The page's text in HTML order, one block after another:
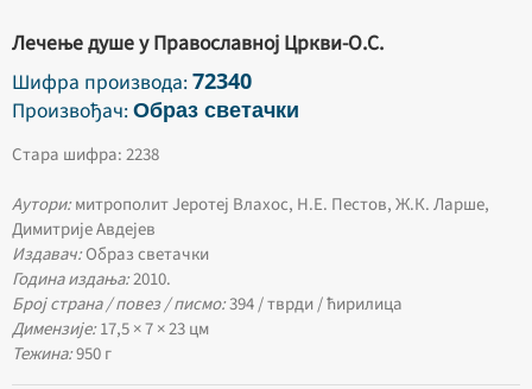
Лечење душе у Православној Цркви-О.С.
Шифра производа:72340
Произвођач:Образ светачки
Стара шифра: 2238
Аутори:митрополит Јеротеј Влахос, Н.Е. Пестов, Ж.К. Ларше,
Димитрије Авдејев
Издавач:Образ светачки
Година издања:2010.
Број страна / повез / писмо:394 / тврди / ћирилица
Димензије:17,5 × 7 × 23 цм
Тежина:950 г